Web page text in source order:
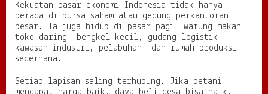
Kekuatan pasar ekonomi Indonesia tidak hanya
berada di bursa saham atau gedung perkantoran
besar. Ia juga hidup di pasar pagi, warung makan,
toko daring, bengkel kecil, gudang logistik,
kawasan industri, pelabuhan, dan rumah produksi
sederhana.
Setiap lapisan saling terhubung. Jika petani